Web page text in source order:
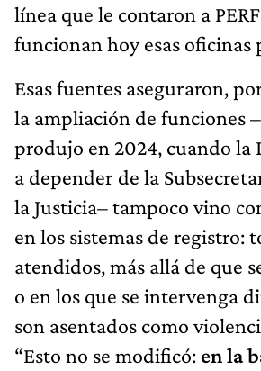
línea que le contaron a
funcionan hoy esas oficinas
Esas fuentes aseguraron,
la ampliación de funciones
produjo en 2024, cuando la
a depender de la
la Justicia– tampoco vino
en los sistemas de registro:
atendidos, más allá de que
o en los que se intervenga
son asentados como
“Esto no se modificó: en la